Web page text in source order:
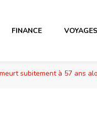
FINANCE VOYAGES
subitement à 57 ans